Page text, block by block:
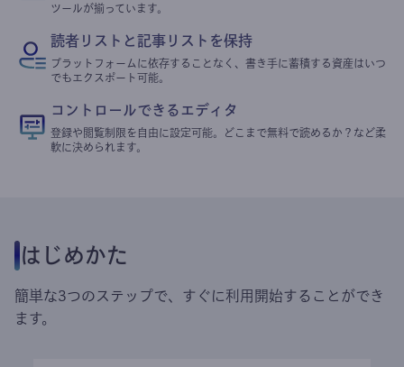
ツールが揃っています。
読者リストと記事リストを保持
プラットフォームに依存することなく、書き手に蓄積する資産はいつ
でもエクスポート可能。
コントロールできるエディタ
登録や閲覧制限を自由に設定可能。どこまで無料で読めるか？など柔
軟に決められます。
はじめかた
簡単な3つのステップで、すぐに利用開始することができ
ます。